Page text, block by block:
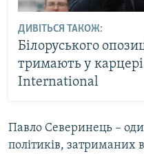
ДИВІТЬСЯ ТАКОЖ:
Білоруського
тримають у
International
Павло Северинець –
політиків, затриманих